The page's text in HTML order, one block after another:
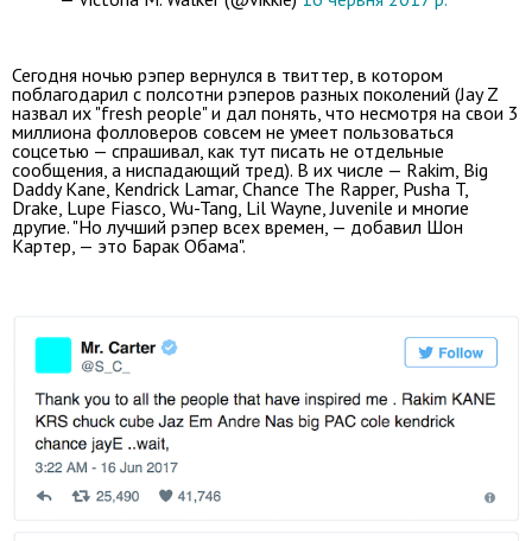
Сегодня ночью рэпер вернулся в твиттер, в котором
поблагодарил с полсотни рэперов разных поколений (Jay Z
назвал их "fresh people" и дал понять, что несмотря на свои 3
миллиона фолловеров совсем не умеет пользоваться
соцсетью — спрашивал, как тут писать не отдельные
сообщения, а ниспадающий тред). В их числе — Rakim, Big
Daddy Kane, Kendrick Lamar, Chance The Rapper, Pusha T,
Drake, Lupe Fiasco, Wu-Tang, Lil Wayne, Juvenile и многие
другие. "Но лучший рэпер всех времен, — добавил Шон
Картер, — это Барак Обама".